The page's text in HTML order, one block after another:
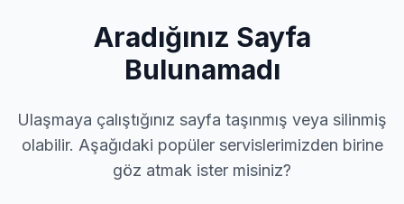
Aradığınız Sayfa
Bulunamadı
Ulaşmaya çalıştığınız sayfa taşınmış veya silinmiş
olabilir. Aşağıdaki popüler servislerimizden birine
göz atmak ister misiniz?